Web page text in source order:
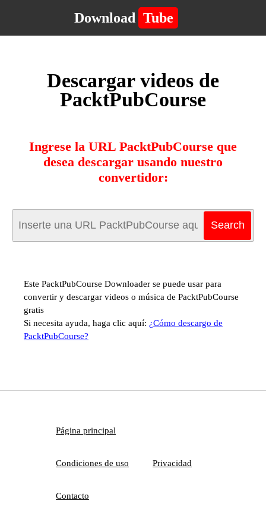
Download Tube
Descargar videos de
PacktPubCourse
Ingrese la URL PacktPubCourse que
desea descargar usando nuestro
convertidor:
Este PacktPubCourse Downloader se puede usar para
convertir y descargar videos o música de PacktPubCourse
gratis
Si necesita ayuda, haga clic aquí: ¿Cómo descargo de
PacktPubCourse?
Página principal
Condiciones de uso Privacidad
Contacto